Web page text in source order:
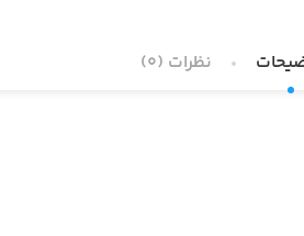
نظرات (0)